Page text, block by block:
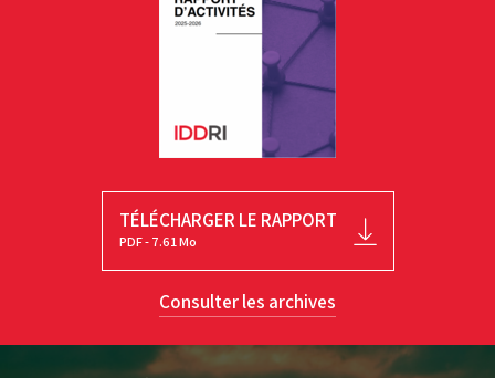
TÉLÉCHARGER LE RAPPORT
PDF - 7.61 Mo
Consulter les archives